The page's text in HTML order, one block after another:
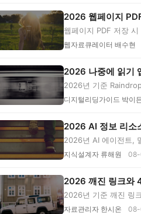
2026 웹페이지
웹페이지 PDF 저장
정...
웹자료큐레이터 배수현
2026 나중에 읽기
2026년 기준
이...
디지털리딩가이드 박이
2026 AI 정보 리소
2026년 AI 에이전트,
고 ...
지식설계자 류해원
2026 깨진 링크와
2026년 기준 깨진 링
증...
자료관리자 한시온 08-